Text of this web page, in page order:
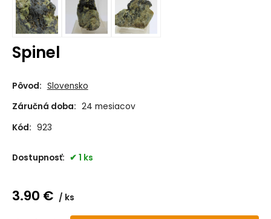
Spinel
Pôvod: Slovensko
Záručná doba: 24 mesiacov
Kód: 923
Dostupnosť: 1 ks
3.90 € ks